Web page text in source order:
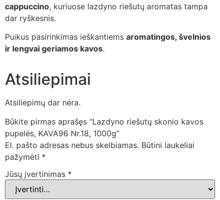
cappuccino, kuriuose lazdyno riešutų aromatas tampa
dar ryškesnis.
Puikus pasirinkimas ieškantiems aromatingos, švelnios
ir lengvai geriamos kavos.
Atsiliepimai
Atsiliepimų dar nėra.
Būkite pirmas aprašęs “Lazdyno riešutų skonio kavos
pupelės, KAVA96 Nr.18, 1000g”
El. pašto adresas nebus skelbiamas. Būtini laukeliai
pažymėti *
Jūsų įvertinimas *